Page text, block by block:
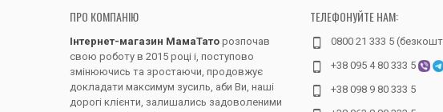
ПРО КОМПАНІЮ
Інтернет-магазин МамаТато розпочав
свою роботу в 2015 році і, поступово
змінюючись та зростаючи, продовжує
докладати максимум зусиль, аби Ви, наші
дорогі клієнти, залишались задоволеними
ТЕЛЕФОНУЙТЕ НАМ:
0800 21 333 5
+38 095 4 80 333 5
+38 098 9 80 333 5